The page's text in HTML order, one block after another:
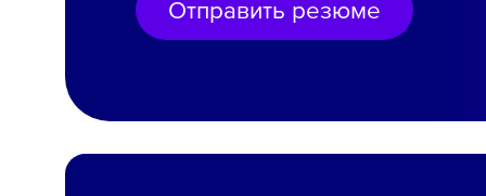
Отправить резюме